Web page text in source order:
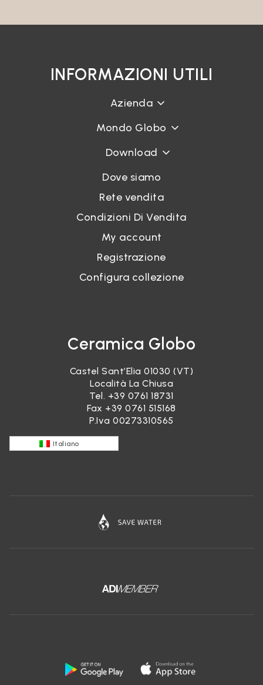
INFORMAZIONI UTILI
Azienda
Mondo Globo
Download
Dove siamo
Rete vendita
Condizioni Di Vendita
My account
Registrazione
Configura collezione
Ceramica Globo
Castel Sant’Elia 01030 (VT)
Località La Chiusa
Tel. +39 0761 18731
Fax +39 0761 515168
P.Iva 00273310565
Italiano